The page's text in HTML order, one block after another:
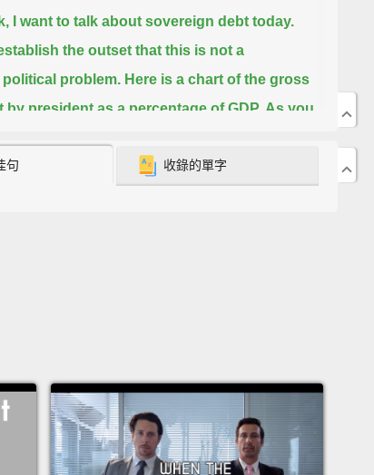
I want to talk about sovereign debt today.
the outset that this is not a
problem. Here is a chart of the gross
by president as a percentage of GDP. As you
president is blue or red. The same is true in
To begin, let me tell you one of the great rules
If you are rich, you have to be an idiot not
if you are poor, you have to be really
句 收錄的單字